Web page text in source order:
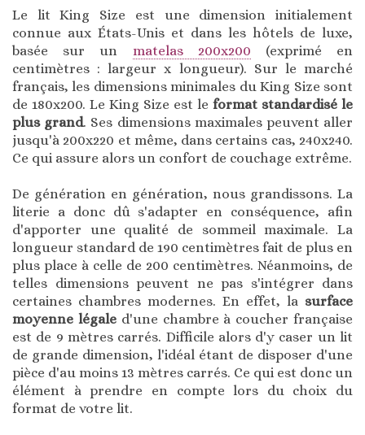
Le lit King Size est une dimension initialement
connue aux États-Unis et dans les hôtels de luxe,
basée sur un matelas 200x200 (exprimé en
centimètres : largeur x longueur). Sur le marché
français, les dimensions minimales du King Size sont
de 180x200. Le King Size est le format standardisé le
plus grand. Ses dimensions maximales peuvent aller
jusqu'à 200x220 et même, dans certains cas, 240x240.
Ce qui assure alors un confort de couchage extrême.
De génération en génération, nous grandissons. La
literie a donc dû s'adapter en conséquence, afin
d'apporter une qualité de sommeil maximale. La
longueur standard de 190 centimètres fait de plus en
plus place à celle de 200 centimètres. Néanmoins, de
telles dimensions peuvent ne pas s'intégrer dans
certaines chambres modernes. En effet, la surface
moyenne légaled'une chambre à coucher française
est de 9 mètres carrés. Difficile alors d'y caser un lit
de grande dimension, l'idéal étant de disposer d'une
pièce d'au moins 13 mètres carrés. Ce qui est donc un
élément à prendre en compte lors du choix du
format de votre lit.